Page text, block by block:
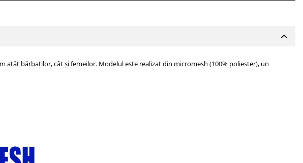
bărbaților, cât și femeilor. Modelul este realizat din micromesh (100% poliester), un